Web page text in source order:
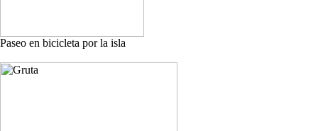
Paseo en bicicleta por la isla